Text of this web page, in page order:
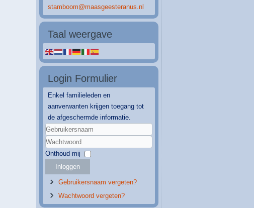
stamboom@maasgeesteranus.nl
Taal weergave
Login Formulier
Enkel familieleden en
aanverwanten krijgen toegang tot
de afgeschermde informatie.
Gebruikersnaam
Wachtwoord
Onthoud mij
Inloggen
Gebruikersnaam vergeten?
Wachtwoord vergeten?